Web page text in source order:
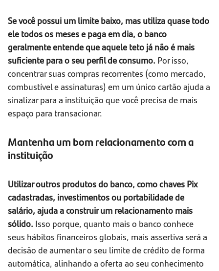
Se você possui um limite baixo, mas utiliza quase todo
ele todos os meses e paga em dia, o banco
geralmente entende que aquele teto já não é mais
suficiente para o seu perfil de consumo. Por isso,
concentrar suas compras recorrentes (como mercado,
combustível e assinaturas) em um único cartão ajuda a
sinalizar para a instituição que você precisa de mais
espaço para transacionar.
Mantenha um bom relacionamento com a
instituição
Utilizar outros produtos do banco, como chaves Pix
cadastradas, investimentos ou portabilidade de
salário, ajuda a construir um relacionamento mais
sólido. Isso porque, quanto mais o banco conhece
seus hábitos financeiros globais, mais assertiva será a
decisão de aumentar o seu limite de crédito de forma
automática, alinhando a oferta ao seu conhecimento